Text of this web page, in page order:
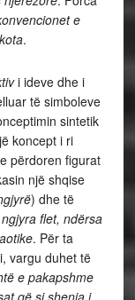
e
.
i ideve dhe i
të simboleve
sintetik
koncept i ri
përdoren figurat
një shqise
) dhe të
ngjyra flet, ndërsa
. Për ta
vargu duhet të
e pakapshme
që si shenja i